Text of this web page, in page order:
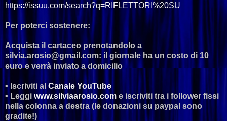
https://issuu.com/search?q=RIFLETTORI%20SU
Per poterci sostenere:
Acquista il cartaceo prenotandolo a
silvia.arosio@gmail.com: il giornale ha un costo di 10
euro e verrà inviato a domicilio
• Iscriviti al Canale YouTube
• Leggi www.silviaarosio.com e iscriviti tra i follower fissi
nella colonna a destra (le donazioni su paypal sono
gradite!)